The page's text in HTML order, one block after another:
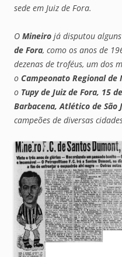
sede em Juiz de Fora.
O Mineiro já disputou alguns
de Fora, como os anos de
dezenas de troféus, um dos
o Campeonato Regional de
o Tupy de Juiz de Fora, 15
Barbacena, Atlético de São
campeões de diversas